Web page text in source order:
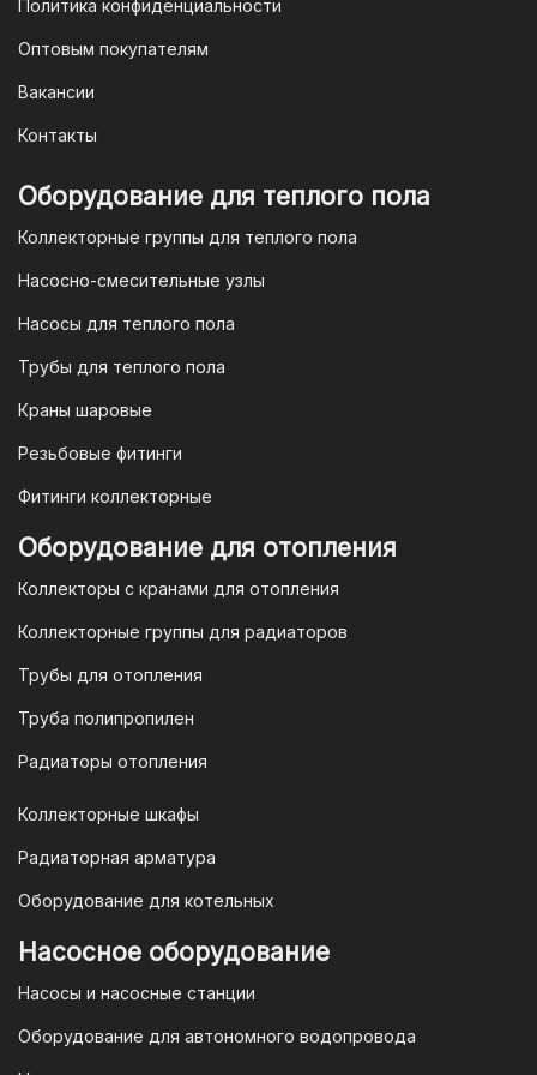
— это QR-код. После оформления
заказа мы предоставим вам
уникальный QR-код, который можно
приложении вашего банка. Это быстро,
удобно и безопасно.
юридических лиц
Для наших корпоративных клиентов
мы предлагаем безналичную оплату по
выставим вам счет, который можно
оплатить в течение 3 рабочих дней.
организаций и ИП необходимо
связаться с оптовым отделом
электронную почту
opt@mail.ru
Гарантия и условия гарантии
магазине "TIM-com Россия" Вы можете
быть уверены в том, что мы действуем
в рамках действующего
Законодательства Российской
Федерации и Ваши права, как
Политика конфиденциальности
Оптовым покупателям
Вакансии
Контакты
Оборудование для теплого пола
Коллекторные группы для теплого пола
Насосно-смесительные узлы
Насосы для теплого пола
Трубы для теплого пола
Краны шаровые
Резьбовые фитинги
Фитинги коллекторные
Оборудование для отопления
Коллекторы с кранами для отопления
Коллекторные группы для радиаторов
Трубы для отопления
Труба полипропилен
Радиаторы отопления
Коллекторные шкафы
Радиаторная арматура
Оборудование для котельных
Насосное оборудование
Насосы и насосные станции
Оборудование для автономного водопровода